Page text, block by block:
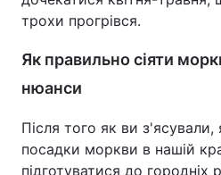
трохи прогрівся.
Як правильно сіяти
нюанси
Після того як ви з'ясували,
посадки моркви в нашій
підготуватися до городніх